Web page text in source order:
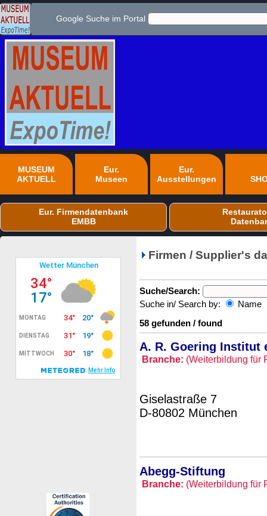
Google Suche im Portal
MUSEUM
AKTUELL
Eur.
Museen
Eur.
Ausstellungen
Eur. Firmendatenbank
EMBB
Firmen / Supplier's
Suche/Search:
Suche in/ Search by:
Name
58 gefunden / found
A. R. Goering Institut
Branche: (Weiterbildung für
Giselastraße 7
D-80802 München
Abegg-Stiftung
Branche: (Weiterbildung für